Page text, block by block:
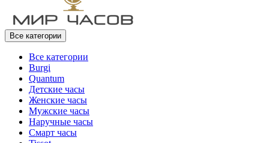
Все категории
Все категории
Burgi
Quantum
Детские часы
Женские часы
Мужские часы
Наручные часы
Смарт часы